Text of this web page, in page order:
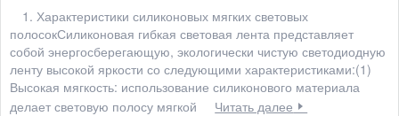
1. Характеристики силиконовых мягких световых
полосокСиликоновая гибкая световая лента представляет
собой энергосберегающую, экологически чистую светодиодную
ленту высокой яркости со следующими характеристиками:(1)
Высокая мягкость: использование силиконового материала
делает световую полосу мягкой
Читать далее